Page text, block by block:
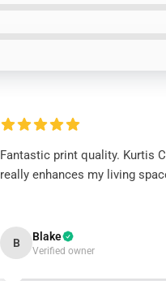
Fantastic print quality. Kurtis
really enhances my living
B Blake
Verified owner